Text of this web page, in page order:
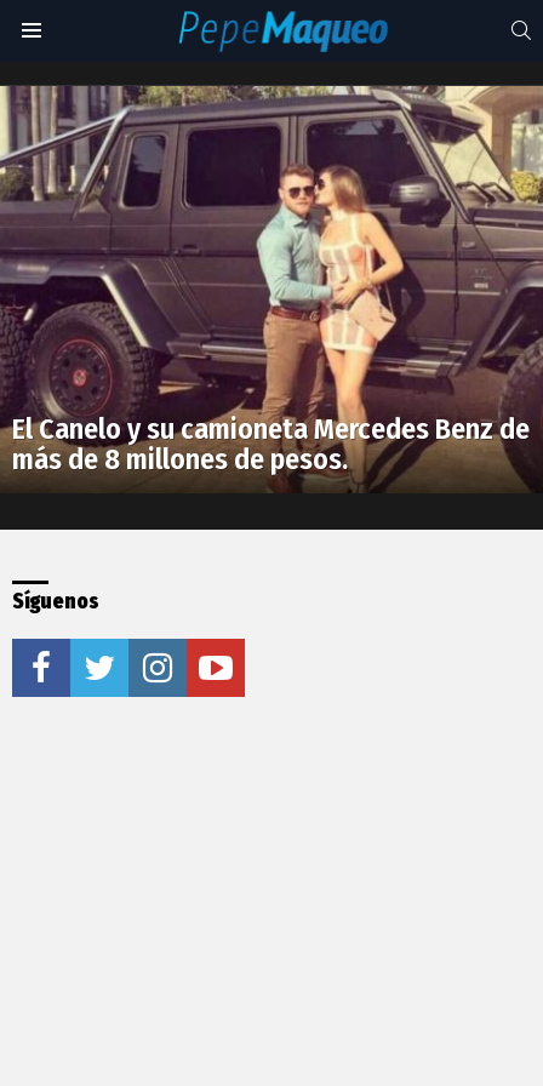
boxeador
Latest
stories
El Canelo y su camioneta Mercedes Benz de
más de 8 millones de pesos.
Síguenos
facebooktwitter instagramyoutube